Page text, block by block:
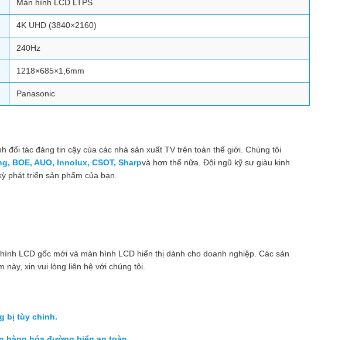
Màn hình LCD LTPS
4K UHD (3840×2160)
240Hz
1218×685×1,6mm
Panasonic
đối tác đáng tin cậy của các nhà sản xuất TV trên toàn thế giới. Chúng tôi
BOE, AUO, Innolux, CSOT, Sharpvà hơn thế nữa. Đội ngũ kỹ sư giàu kinh
phát triển sản phẩm của bạn.
LCD gốc mới và màn hình LCD hiển thị dành cho doanh nghiệp. Các sản
xin vui lòng liên hệ với chúng tôi.
bị tùy chỉnh.